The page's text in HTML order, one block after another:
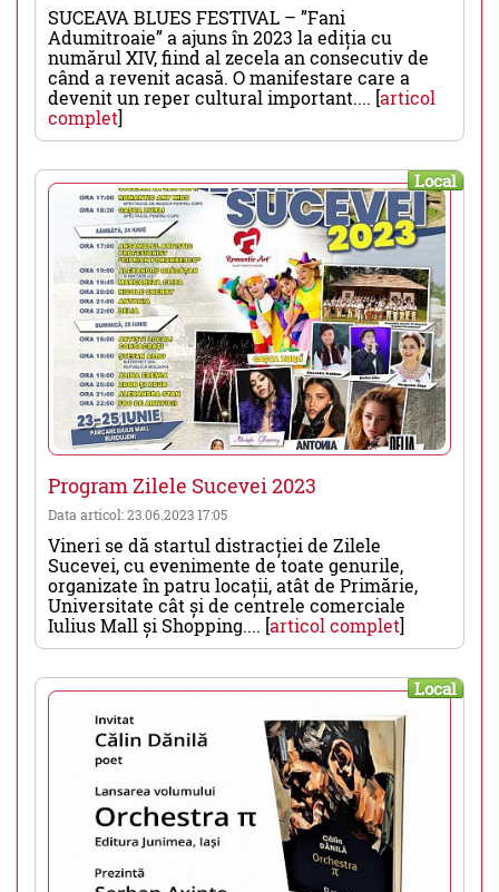
SUCEAVA BLUES FESTIVAL – ”Fani
Adumitroaie” a ajuns în 2023 la ediția cu
numărul XIV, fiind al zecela an consecutiv de
când a revenit acasă. O manifestare care a
devenit un reper cultural important.... [articol
complet]
Local
Program Zilele Sucevei 2023
Data articol: 23.06.2023 17:05
Vineri se dă startul distracției de Zilele
Sucevei, cu evenimente de toate genurile,
organizate în patru locații, atât de Primărie,
Universitate cât și de centrele comerciale
Iulius Mall și Shopping.... [articol complet]
Local